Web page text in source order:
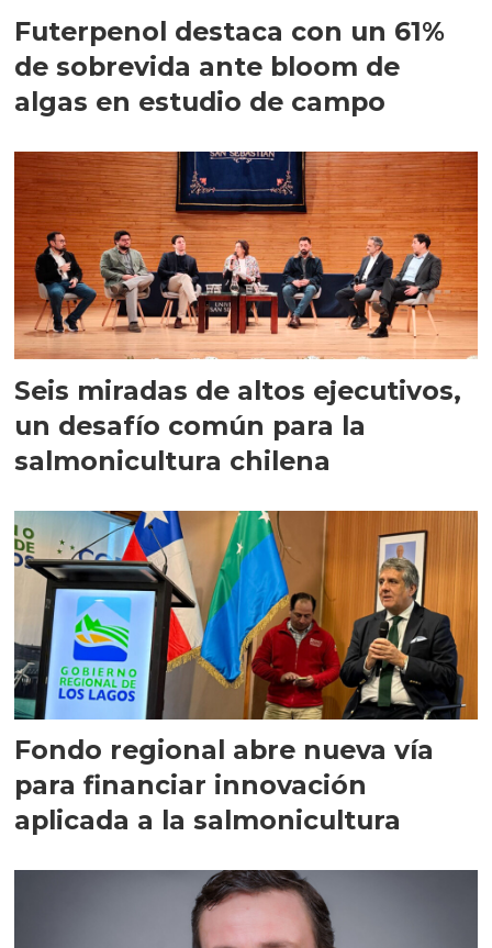
Futerpenol destaca con un 61%
de sobrevida ante bloom de
algas en estudio de campo
Seis miradas de altos ejecutivos,
un desafío común para la
salmonicultura chilena
Fondo regional abre nueva vía
para financiar innovación
aplicada a la salmonicultura